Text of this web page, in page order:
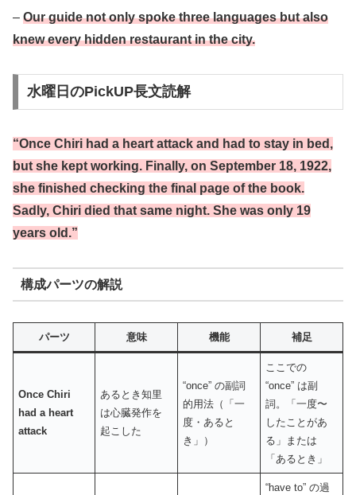
– Our guide not only spoke three languages but also
knew every hidden restaurant in the city.
水曜日のPickUP長文読解
“Once Chiri had a heart attack and had to stay in bed,
but she kept working. Finally, on September 18, 1922,
she finished checking the final page of the book.
Sadly, Chiri died that same night. She was only 19
years old.”
構成パーツの解説
パーツ 意味 機能 補足
Once Chiri
had a heart
attack
あるとき知里
は心臓発作を
起こした
“once” の副詞
的用法（「一
度・あると
き」）
ここでの
“once” は副
詞。「一度〜
したことがあ
る」または
「あるとき」
“have to” の過